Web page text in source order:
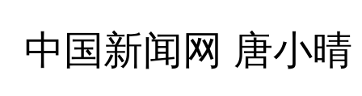
中国新闻网 唐小